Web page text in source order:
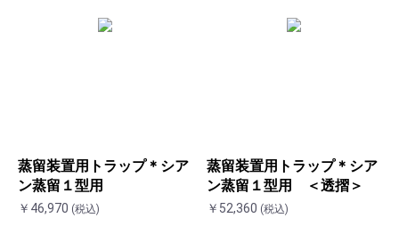
蒸留装置用トラップ＊シア
ン蒸留１型用
￥46,970 (税込)
蒸留装置用トラップ＊シア
ン蒸留１型用 ＜透摺＞
￥52,360 (税込)